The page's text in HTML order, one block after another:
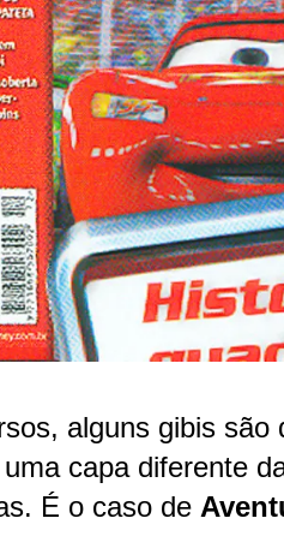
alguns gibis são
capa diferente
É o caso de